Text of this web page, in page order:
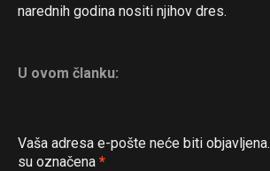
narednih godina nositi njihov dres.
U ovom članku:
Vaša adresa e-pošte neće biti objavljena.
su označena *